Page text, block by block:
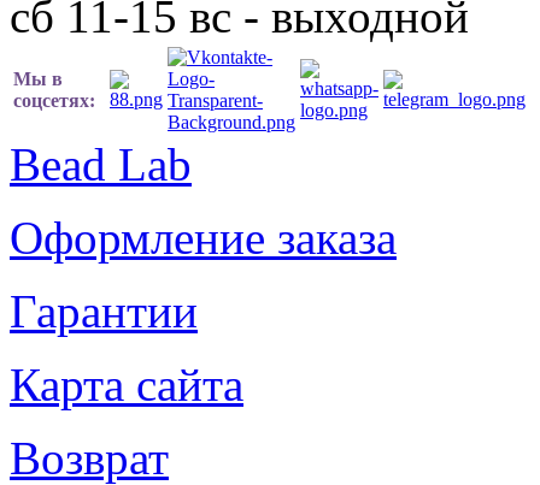
сб 11-15 вс - выходной
Мы в
соцсетях:
Bead Lab
Оформление заказа
Гарантии
Карта сайта
Возврат